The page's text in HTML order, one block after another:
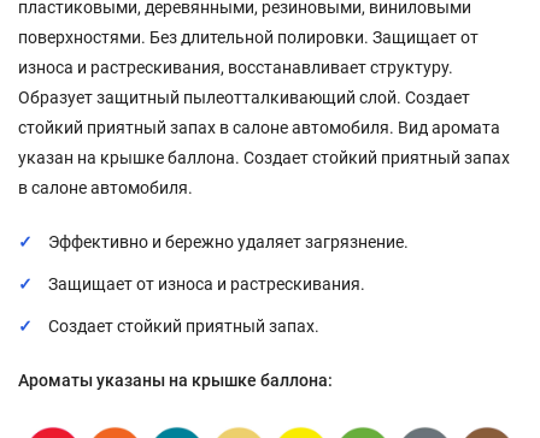
пластиковыми, деревянными, резиновыми, виниловыми
поверхностями. Без длительной полировки. Защищает от
износа и растрескивания, восстанавливает структуру.
Образует защитный пылеотталкивающий слой. Создает
стойкий приятный запах в салоне автомобиля. Вид аромата
указан на крышке баллона. Создает стойкий приятный запах
в салоне автомобиля.
Эффективно и бережно удаляет загрязнение.
Защищает от износа и растрескивания.
Создает стойкий приятный запах.
Ароматы указаны на крышке баллона: